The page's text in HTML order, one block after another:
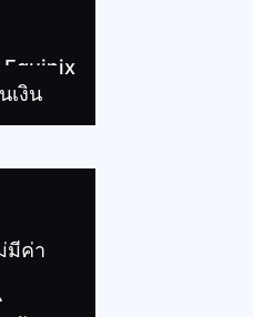
Equinix
เงิน
มีค่า
พลังงาน